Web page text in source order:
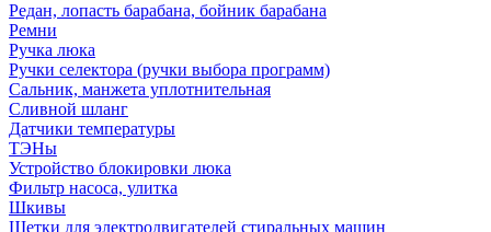
Редан, лопасть барабана, бойник барабана
Ремни
Ручка люка
Ручки селектора (ручки выбора программ)
Сальник, манжета уплотнительная
Сливной шланг
Датчики температуры
ТЭНы
Устройство блокировки люка
Фильтр насоса, улитка
Шкивы
Щетки для электродвигателей стиральных машин